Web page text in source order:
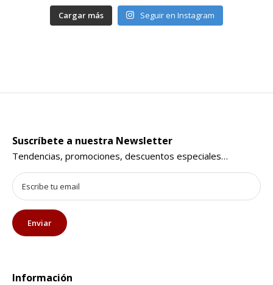
Cargar más Seguir en Instagram
Suscríbete a nuestra Newsletter
Tendencias, promociones, descuentos especiales…
Información